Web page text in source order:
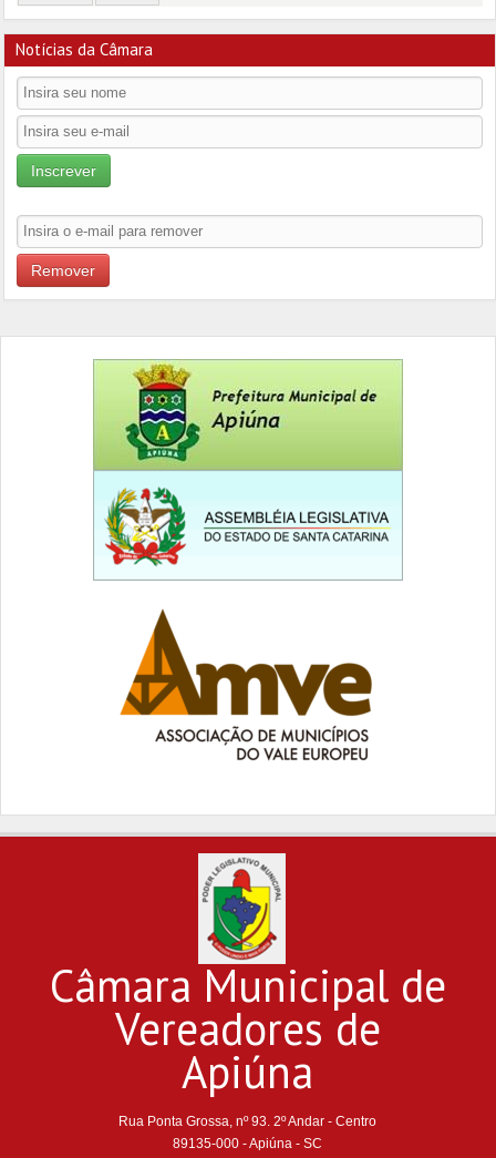
Notícias da Câmara
Inscrever
Remover
Câmara Municipal de
Vereadores de
Apiúna
Rua Ponta Grossa, nº 93. 2º Andar - Centro
89135-000 - Apiúna - SC